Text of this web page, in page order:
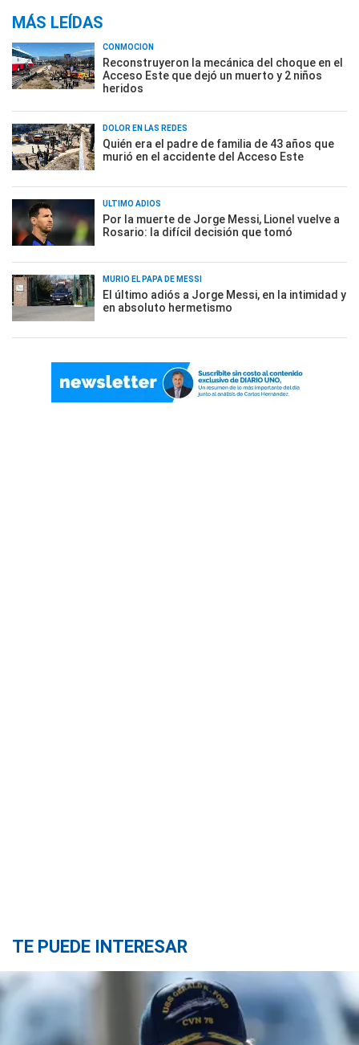
MÁS LEÍDAS
CONMOCIÓN
Reconstruyeron la mecánica del choque en el
Acceso Este que dejó un muerto y 2 niños
heridos
DOLOR EN LAS REDES
Quién era el padre de familia de 43 años que
murió en el accidente del Acceso Este
ÚLTIMO ADIÓS
Por la muerte de Jorge Messi, Lionel vuelve a
Rosario: la difícil decisión que tomó
MURIÓ EL PAPÁ DE MESSI
El último adiós a Jorge Messi, en la intimidad y
en absoluto hermetismo
TE PUEDE INTERESAR